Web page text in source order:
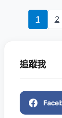
1 2
追蹤我